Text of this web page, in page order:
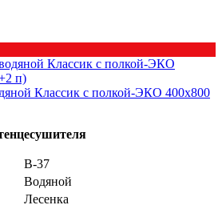
Классик с полкой-ЭКО 400х800
В-37
Водяной
Лесенка